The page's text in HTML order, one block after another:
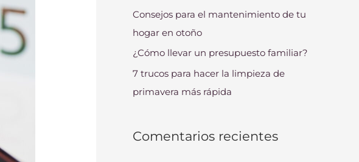
r
:
Consejos para el mantenimiento de tu
hogar en otoño
¿Cómo llevar un presupuesto familiar?
7 trucos para hacer la limpieza de
primavera más rápida
Comentarios recientes